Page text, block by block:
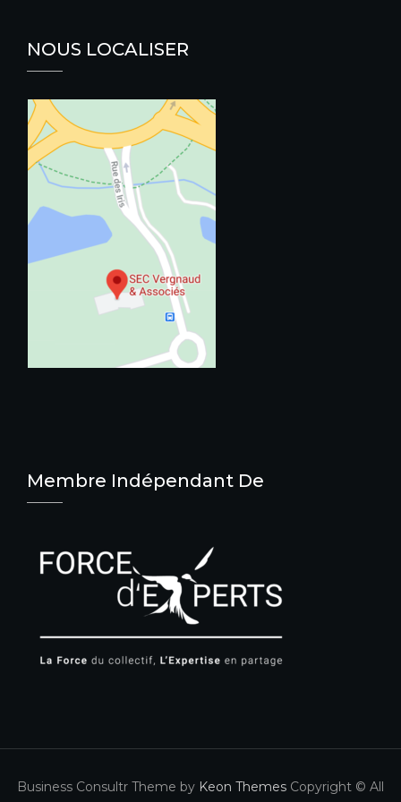
NOUS LOCALISER
Membre Indépendant De
Business Consultr Theme by Keon Themes Copyright © All